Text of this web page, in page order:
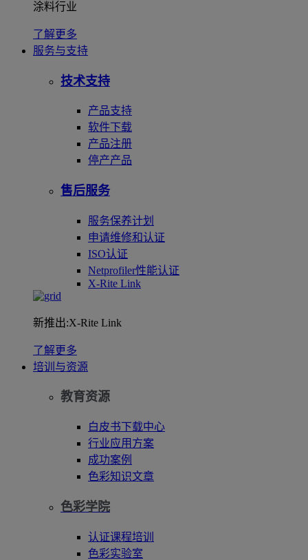
涂料行业
了解更多
服务与支持
技术支持
产品支持
软件下载
产品注册
停产产品
售后服务
服务保养计划
申请维修和认证
ISO认证
Netprofiler性能认证
X-Rite Link
新推出:X-Rite Link
了解更多
培训与资源
教育资源
白皮书下载中心
行业应用方案
成功案例
色彩知识文章
色彩学院
认证课程培训
色彩实验室